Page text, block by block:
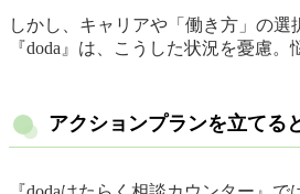
しかし、キャリアや「働き方」の
『doda』は、こうした状況を憂慮
アクションプランを立てる